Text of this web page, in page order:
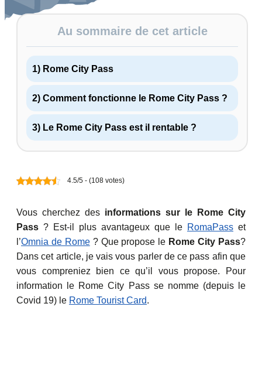
Au sommaire de cet article
1) Rome City Pass
2) Comment fonctionne le Rome City Pass ?
3) Le Rome City Pass est il rentable ?
4.5/5 - (108 votes)
Vous cherchez des informations sur le Rome City
Pass ? Est-il plus avantageux que le RomaPass et
l’Omnia de Rome? Que propose le Rome City Pass?
Dans cet article, je vais vous parler de ce pass afin que
vous compreniez bien ce qu’il vous propose. Pour
information le Rome City Pass se nomme (depuis le
Covid 19) le Rome Tourist Card.